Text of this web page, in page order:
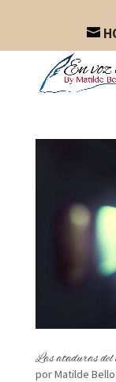
Las ataduras del
porMatilde Bello